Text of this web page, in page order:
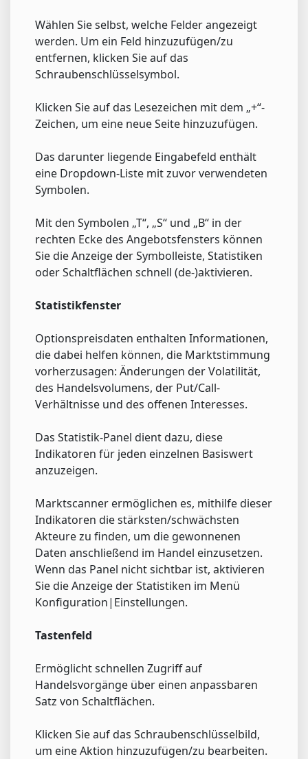
Wählen Sie selbst, welche Felder angezeigt
werden. Um ein Feld hinzuzufügen/zu
entfernen, klicken Sie auf das
Schraubenschlüsselsymbol.
Klicken Sie auf das Lesezeichen mit dem „+“-
Zeichen, um eine neue Seite hinzuzufügen.
Das darunter liegende Eingabefeld enthält
eine Dropdown-Liste mit zuvor verwendeten
Symbolen.
Mit den Symbolen „T“, „S“ und „B“ in der
rechten Ecke des Angebotsfensters können
Sie die Anzeige der Symbolleiste, Statistiken
oder Schaltflächen schnell (de-)aktivieren.
Statistikfenster
Optionspreisdaten enthalten Informationen,
die dabei helfen können, die Marktstimmung
vorherzusagen: Änderungen der Volatilität,
des Handelsvolumens, der Put/Call-
Verhältnisse und des offenen Interesses.
Das Statistik-Panel dient dazu, diese
Indikatoren für jeden einzelnen Basiswert
anzuzeigen.
Marktscanner ermöglichen es, mithilfe dieser
Indikatoren die stärksten/schwächsten
Akteure zu finden, um die gewonnenen
Daten anschließend im Handel einzusetzen.
Wenn das Panel nicht sichtbar ist, aktivieren
Sie die Anzeige der Statistiken im Menü
Konfiguration|Einstellungen.
Tastenfeld
Ermöglicht schnellen Zugriff auf
Handelsvorgänge über einen anpassbaren
Satz von Schaltflächen.
Klicken Sie auf das Schraubenschlüsselbild,
um eine Aktion hinzuzufügen/zu bearbeiten.